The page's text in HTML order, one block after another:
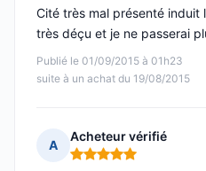
Publié le 01/09/2015 à 01h23
suite à un achat du 19/08/2015
Cité très mal présenté induit
très déçu et je ne passerai
A
Acheteur vérifié
Note : 5 sur 5